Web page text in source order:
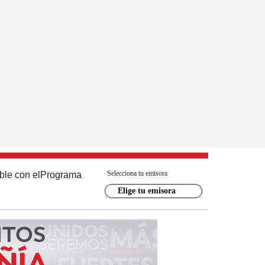
con el Programa Selecciona tu emisora
Elige tu emisora